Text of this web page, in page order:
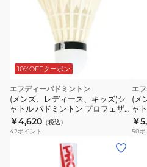
ン
ロ
フ
ェ
ザ
10%OFFクーポン
エフディーバドミントン
(メンズ、レディース、キッズ)シ
ャトル バドミントン プロフェザ
ーPower 3 PF-6010-NO4
￥4,620 （税込）
42ポイント
エ
(メ
ャ
ー
￥
50ポ